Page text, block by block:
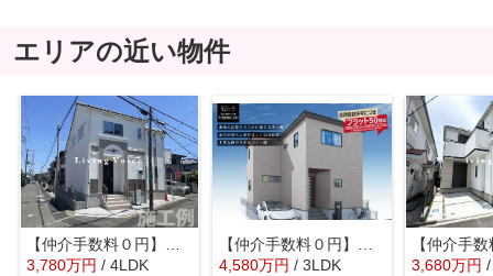
エリアの近い物件
【仲介手数料０円】茅ヶ崎市赤羽根4期 新築一戸建て
3,780万円 / 4LDK
【仲介手数料０円】茅ヶ崎市高田4丁目第2 新築一戸建て
4,580万円 / 3LDK 3,680万円